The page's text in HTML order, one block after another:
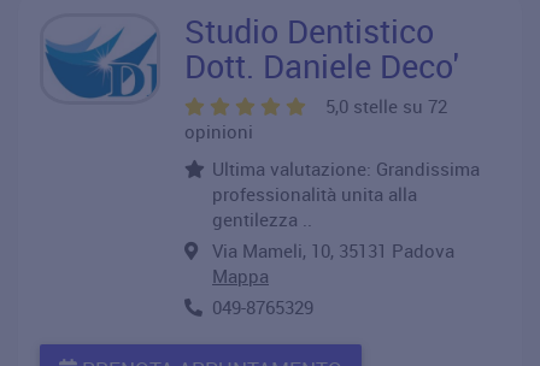
Studio Dentistico
Dott. Daniele Deco'
5,0 stelle su 72
opinioni
Ultima valutazione: Grandissima
professionalità unita alla
gentilezza ..
Via Mameli, 10, 35131 Padova
Mappa
049-8765329